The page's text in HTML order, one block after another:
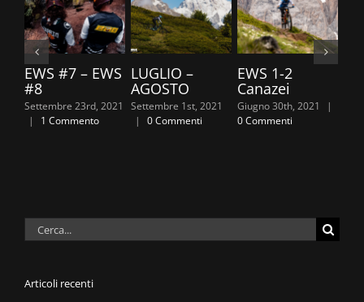
EWS #7 – EWS
#8
Settembre 23rd, 2021
|
1 Commento
LUGLIO –
AGOSTO
Settembre 1st, 2021
|
0 Commenti
EWS 1-2
Canazei
Giugno 30th, 2021
|
0 Commenti
Cerca
Articoli recenti